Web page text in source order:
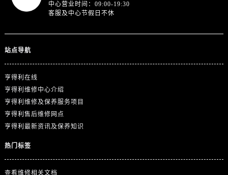
澳门特别行政区嘉模堂区官也街售后服务中心（需提前预约）
澳门特别行政区望德堂区塔石广场售后服务中心（需提前预约）
中心营业时间：09:00-19:30
客服及中心节假日不休
站点导航
亨得利在线
亨得利维修中心介绍
亨得利维修及保养服务项目
亨得利售后维修网点
亨得利最新资讯及保养知识
热门标签
查看维修相关文档